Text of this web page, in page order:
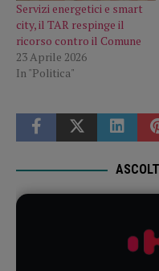
Servizi energetici e smart
city, il TAR respinge il
ricorso contro il Comune
23 Aprile 2026
In "Politica"